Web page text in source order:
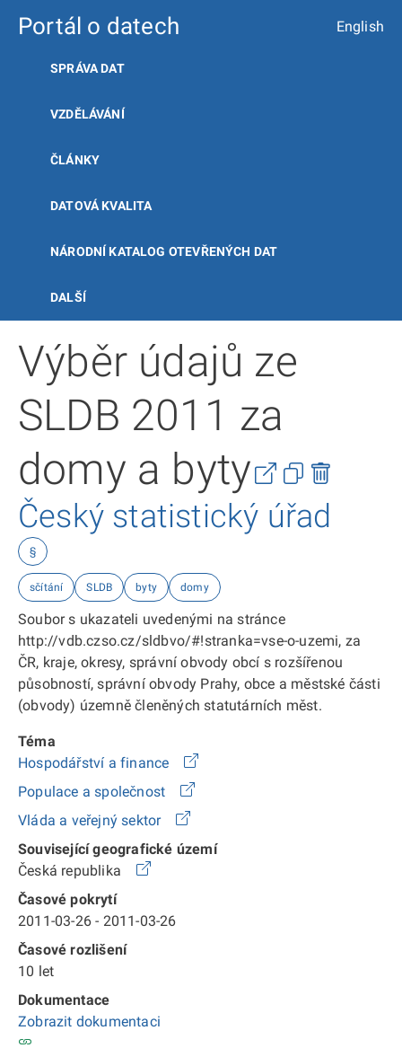
Portál o datech English
SPRÁVA DAT
VZDĚLÁVÁNÍ
ČLÁNKY
DATOVÁ KVALITA
NÁRODNÍ KATALOG OTEVŘENÝCH DAT
DALŠÍ
Výběr údajů ze
SLDB 2011 za
domy a byty
Český statistický úřad
§
sčítání SLDB byty domy
Soubor s ukazateli uvedenými na stránce
http://vdb.czso.cz/sldbvo/#!stranka=vse-o-uzemi, za
ČR, kraje, okresy, správní obvody obcí s rozšířenou
působností, správní obvody Prahy, obce a městské části
(obvody) územně členěných statutárních měst.
Téma
Hospodářství a finance
Populace a společnost
Vláda a veřejný sektor
Související geografické území
Česká republika
Časové pokrytí
2011-03-26 - 2011-03-26
Časové rozlišení
10 let
Dokumentace
Zobrazit dokumentaci